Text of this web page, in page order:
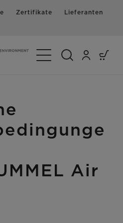
Zertifikate Lieferanten
Navigation
Air